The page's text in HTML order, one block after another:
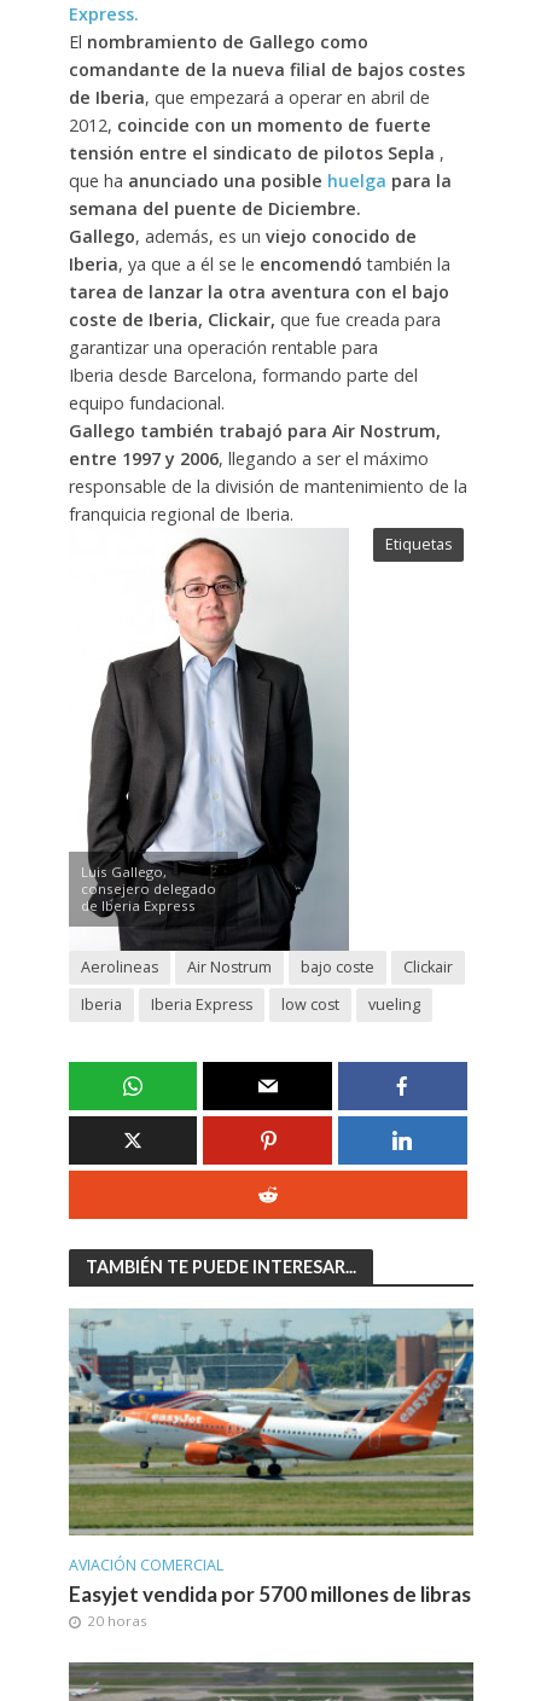
Express.
El nombramiento de Gallego como
comandante de la nueva filial de bajos costes
de Iberia, que empezará a operar en abril de
2012, coincide con un momento de fuerte
tensión entre el sindicato de pilotos Sepla ,
que ha anunciado una posible huelga para la
semana del puente de Diciembre.
Gallego, además, es un viejo conocido de
Iberia, ya que a él se le encomendótambién la
tarea de lanzar la otra aventura con el bajo
coste de Iberia, Clickair, que fue creada para
garantizar una operación rentable para
Iberia desde Barcelona, formando parte del
equipo fundacional.
Gallego también trabajó para Air Nostrum,
entre 1997 y 2006, llegando a ser el máximo
responsable de la división de mantenimiento de la
franquicia regional de Iberia.
Luis Gallego,
consejero delegado
de Iberia Express
Etiquetas
Aerolineas Air Nostrum bajo coste
Clickair
Iberia
Iberia Express low cost vueling
TAMBIÉN TE PUEDE INTERESAR...
AVIACIÓN COMERCIAL
Easyjet vendida por 5700 millones de libras
20 horas